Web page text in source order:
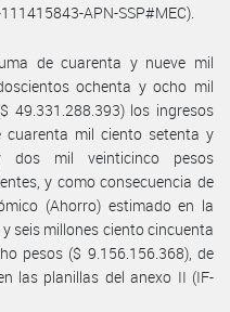
APN-SSP#MEC).
de cuarenta y nueve mil
ochenta y ocho mil
49.331.288.393) los ingresos
mil ciento setenta y
mil veinticinco pesos
y como consecuencia de
(Ahorro) estimado en la
seis millones ciento cincuenta
pesos ($ 9.156.156.368), de
las planillas del anexo II (IF-